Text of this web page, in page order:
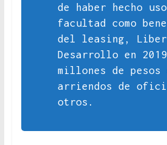
de haber hecho
facultad como
del leasing,
Desarrollo en
millones de pesos
arriendos de
otros.